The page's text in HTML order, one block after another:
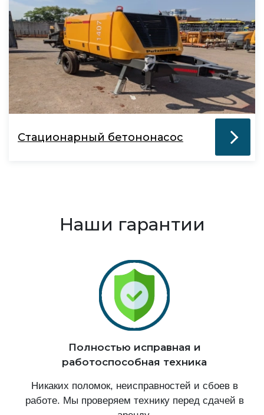
Стационарный бетононасос
Наши гарантии
Полностью исправная и
работоспособная техника
Никаких поломок, неисправностей и сбоев в
работе. Мы проверяем технику перед сдачей в